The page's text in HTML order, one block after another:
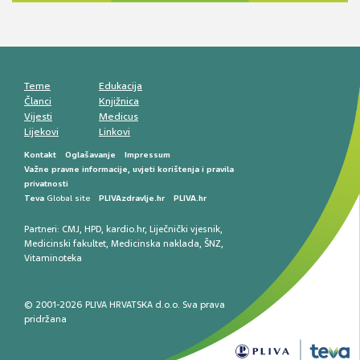
Teme
Članci
Vijesti
Lijekovi
Edukacija
Knjižnica
Medicus
Linkovi
Kontakt Oglašavanje
Impressum
Važne pravne informacije, uvjeti korištenja i pravila
privatnosti
Teva Global site PLIVAzdravlje.hr PLIVA.hr
Partneri: CMJ, HPD, kardio.hr, Liječnički vjesnik,
Medicinski fakultet, Medicinska naklada, ŠNZ,
Vitaminoteka
© 2001-2026 PLIVA HRVATSKA d.o.o. Sva prava
pridržana